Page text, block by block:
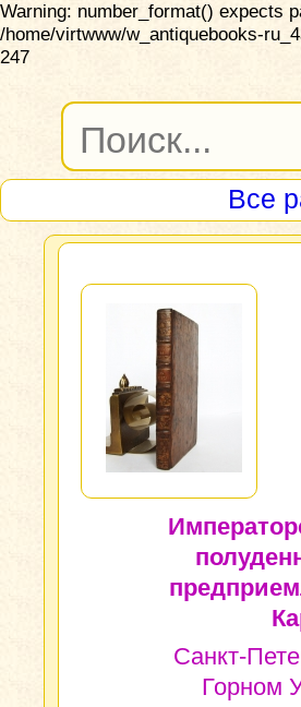
Warning: number_format() expects
/home/virtwww/w_antiquebooks-
247
Все
Санкт-
Горном